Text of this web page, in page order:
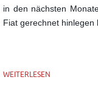
in den nächsten
Fiat gerechnet hinlegen
WEITERLESEN